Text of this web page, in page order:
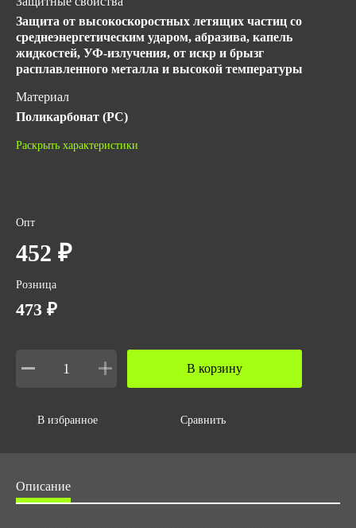
Защита от высокоскоростных летящих частиц со
среднеэнергетическим ударом, абразива, капель
жидкостей, УФ-излучения, от искр и брызг
расплавленного металла и высокой температуры
Материал
Поликарбонат (РС)
Покрытие линз
Количество в упаковке
1
Цвет линз
Прозрачный
Вес упаковки,кг
0.11
Раскрыть характеристики
Опт
452 ₽
Розница
473 ₽
В корзину
В избранное Сравнить
Описание